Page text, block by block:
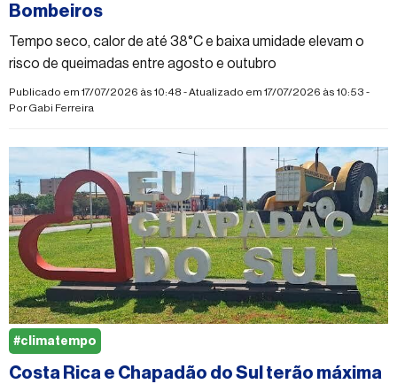
Bombeiros
Tempo seco, calor de até 38°C e baixa umidade elevam o
risco de queimadas entre agosto e outubro
Publicado em 17/07/2026 às 10:48 - Atualizado em 17/07/2026 às 10:53 -
PorGabi Ferreira
Costa Rica e Chapadão do Sul terão máxima
#climatempo